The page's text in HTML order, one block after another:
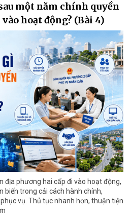
một năm chính quyền
hoạt động? (Bài 4)
địa phương hai cấp đi vào hoạt động,
biến trong cải cách hành chính,
vụ. Thủ tục nhanh hơn, thuận tiện